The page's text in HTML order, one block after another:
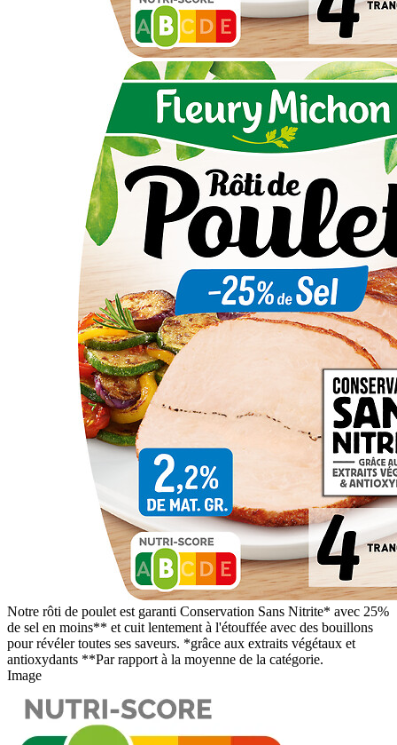
Notre rôti de poulet est garanti Conservation Sans Nitrite* avec 25%
de sel en moins** et cuit lentement à l'étouffée avec des bouillons
pour révéler toutes ses saveurs. *grâce aux extraits végétaux et
antioxydants **Par rapport à la moyenne de la catégorie.
Image